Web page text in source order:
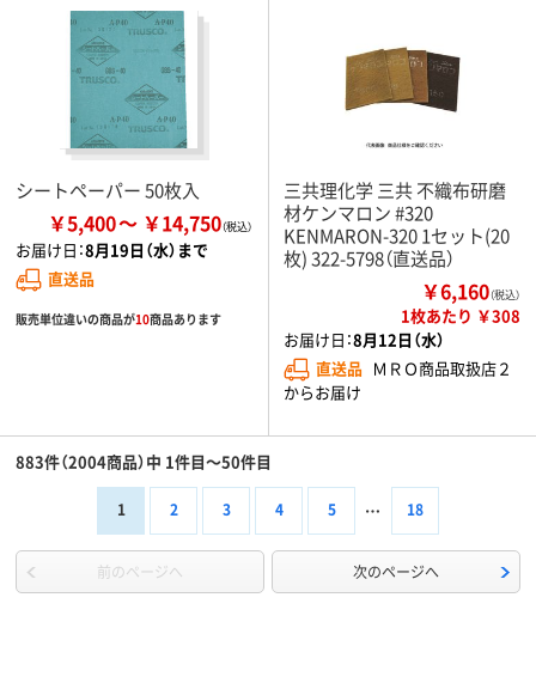
シートペーパー 50枚入
￥5,400 ￥14,750
お届け日：8月19日（水）まで
直送品
販売単位違いの商品が10商品あります
三共理化学 三共 不織布研磨
材ケンマロン #320
KENMARON-320 1セット(20
枚) 322-5798（直送品）
￥6,160（税込）
1枚あたり ￥308
お届け日：8月12日（水）
直送品 ＭＲＯ商品取扱店２
からお届け
883件（2004商品）中 1件目～50件目
1 2 3 4 5 18
前のページへ 次のページへ